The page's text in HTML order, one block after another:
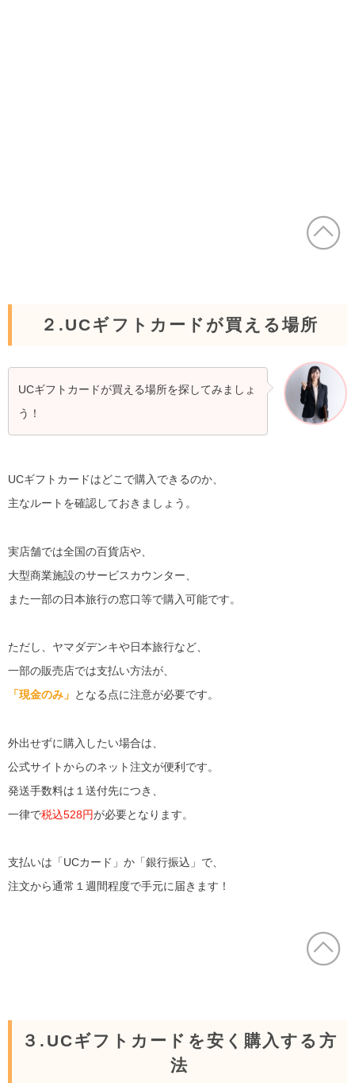
２.UCギフトカードが買える場所
UCギフトカードが買える場所を探してみましょ
う！
UCギフトカードはどこで購入できるのか、
主なルートを確認しておきましょう。
実店舗では全国の百貨店や、
大型商業施設のサービスカウンター、
また一部の日本旅行の窓口等で購入可能です。
ただし、ヤマダデンキや日本旅行など、
一部の販売店では支払い方法が、
「現金のみ」 となる点に注意が必要です。
外出せずに購入したい場合は、
公式サイトからのネット注文が便利です。
発送手数料は１送付先につき、
一律で税込528円が必要となります。
支払いは「UCカード」か「銀行振込」で、
注文から通常１週間程度で手元に届きます！
３.UCギフトカードを安く購入する方
法